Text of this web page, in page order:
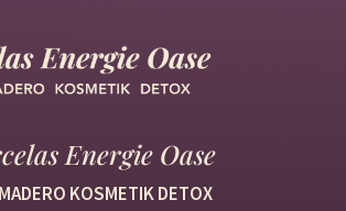
Energie Oase
KOSMETIK DETOX